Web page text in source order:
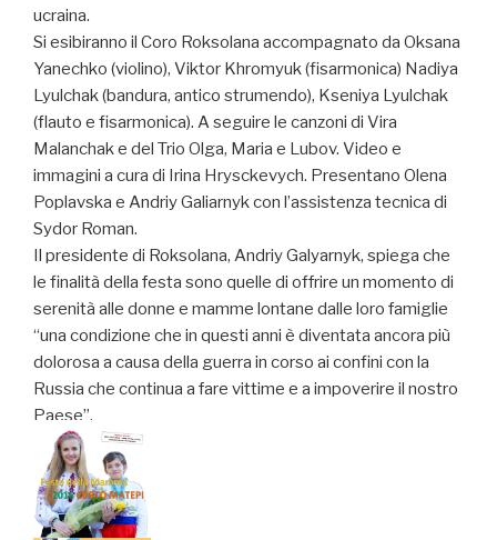
ucraina.
Si esibiranno il Coro Roksolana accompagnato da Oksana
Yanechko (violino), Viktor Khromyuk (fisarmonica) Nadiya
Lyulchak (bandura, antico strumendo), Kseniya Lyulchak
(flauto e fisarmonica). A seguire le canzoni di Vira
Malanchak e del Trio Olga, Maria e Lubov. Video e
immagini a cura di Irina Hrysckevych. Presentano Olena
Poplavska e Andriy Galiarnyk con l’assistenza tecnica di
Sydor Roman.
Il presidente di Roksolana, Andriy Galyarnyk, spiega che
le finalità della festa sono quelle di offrire un momento di
serenità alle donne e mamme lontane dalle loro famiglie
“una condizione che in questi anni è diventata ancora più
dolorosa a causa della guerra in corso ai confini con la
Russia che continua a fare vittime e a impoverire il nostro
Paese”.